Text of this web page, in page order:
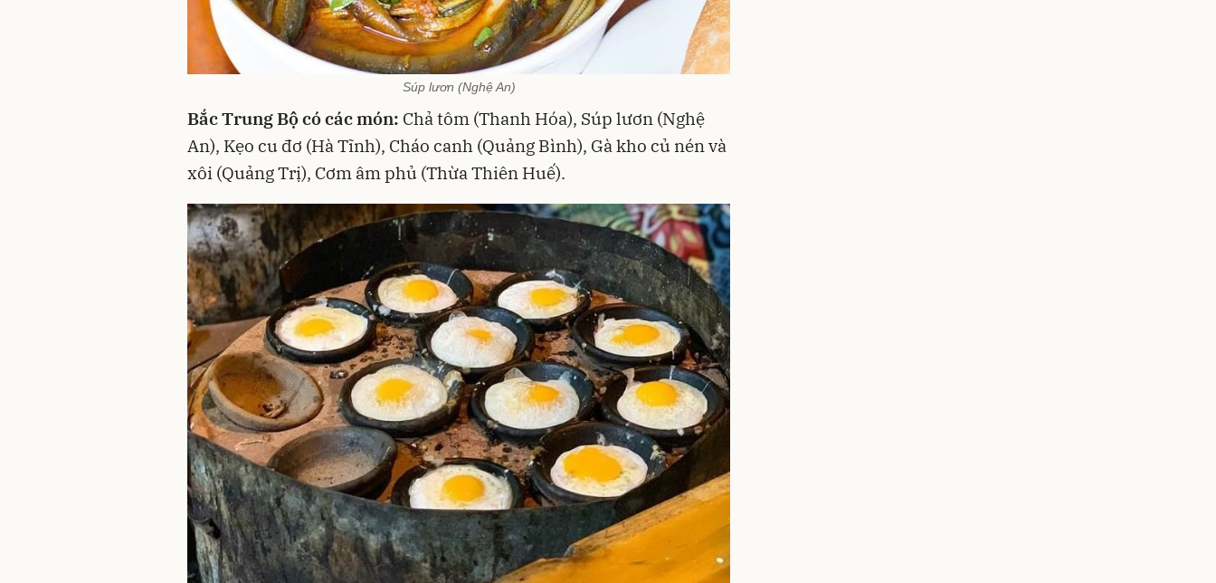
Súp lươn (Nghệ An)
Bắc Trung Bộ có các món: Chả tôm (Thanh Hóa), Súp lươn (Nghệ
An), Kẹo cu đơ (Hà Tĩnh), Cháo canh (Quảng Bình), Gà kho củ nén và
xôi (Quảng Trị), Cơm âm phủ (Thừa Thiên Huế).